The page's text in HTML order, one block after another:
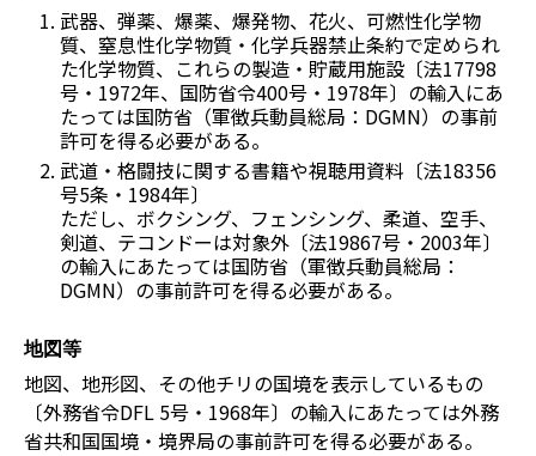
武器、弾薬、爆薬、爆発物、花火、可燃性化学物
質、窒息性化学物質・化学兵器禁止条約で定められ
た化学物質、これらの製造・貯蔵用施設〔法17798
号・1972年、国防省令400号・1978年〕の輸入にあ
たっては国防省（軍徴兵動員総局：DGMN）の事前
許可を得る必要がある。
武道・格闘技に関する書籍や視聴用資料〔法18356
号5条・1984年〕
ただし、ボクシング、フェンシング、柔道、空手、
剣道、テコンドーは対象外〔法19867号・2003年〕
の輸入にあたっては国防省（軍徴兵動員総局：
DGMN）の事前許可を得る必要がある。
地図等
地図、地形図、その他チリの国境を表示しているもの
〔外務省令DFL 5号・1968年〕の輸入にあたっては外務
省共和国国境・境界局の事前許可を得る必要がある。